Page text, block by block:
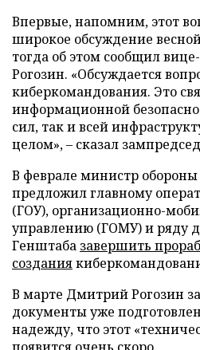
Впервые, напомним, этот
широкое обсуждение
тогда об этом сообщил
Рогозин. «Обсуждается
киберкомандования. Это
информационной
сил, так и всей
целом», – сказал
В феврале министр
предложил главному
(ГОУ), организационно-
управлению (ГОМУ) и ряду
Генштаба завершить
создания
В марте Дмитрий Рогозин
документы уже
надежду, что этот